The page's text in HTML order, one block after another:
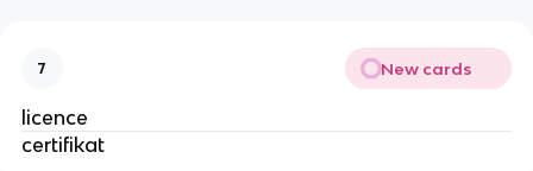
7 New cards
licence
certifikat